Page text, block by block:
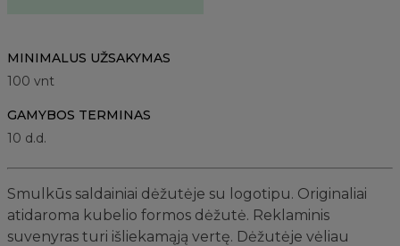
MINIMALUS UŽSAKYMAS
100 vnt
GAMYBOS TERMINAS
10 d.d.
Smulkūs saldainiai dėžutėje su logotipu. Originaliai
atidaroma kubelio formos dėžutė. Reklaminis
suvenyras turi išliekamąją vertę. Dėžutėje vėliau